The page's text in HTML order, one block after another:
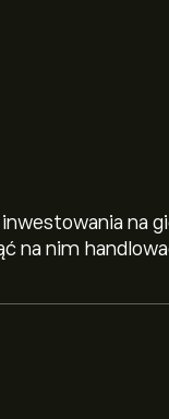
na
na nim